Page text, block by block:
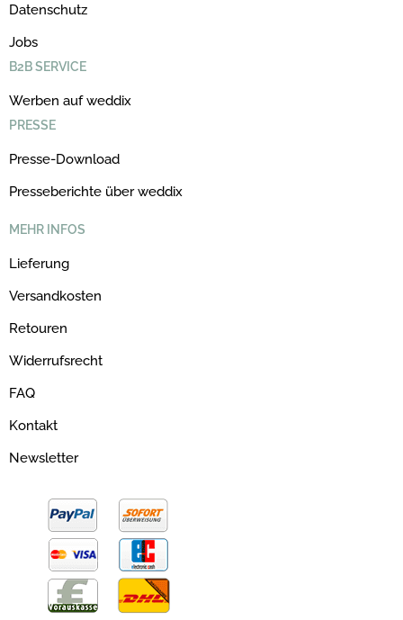
Datenschutz
Jobs
B2B SERVICE
Werben auf weddix
PRESSE
Presse-Download
Presseberichte über weddix
MEHR INFOS
Lieferung
Versandkosten
Retouren
Widerrufsrecht
FAQ
Kontakt
Newsletter